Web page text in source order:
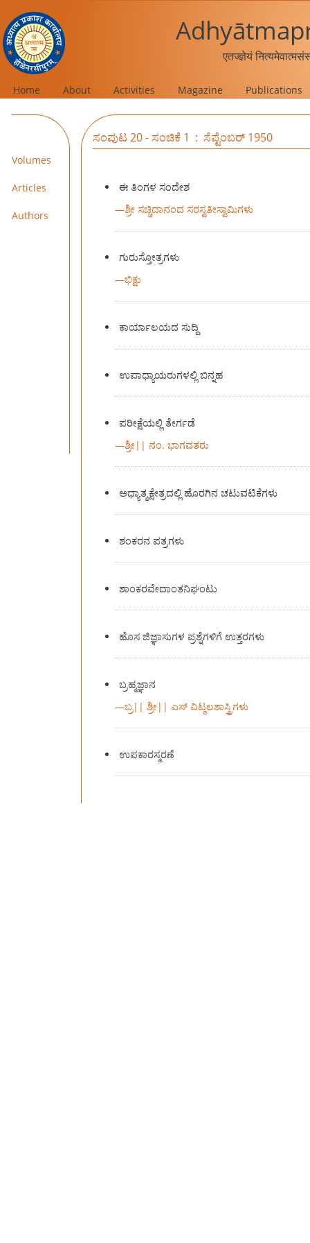
एतज्ज्ञेयं
Home About Activities Magazine Publications
Volumes
Articles
Authors
ಸಂಪುಟ 20 - ಸಂಚಿಕೆ 1 : ಸೆಪ್ಟೆಂಬರ್ 1950
ಈ ತಿಂಗಳ ಸಂದೇಶ
—ಶ್ರೀ ಸಚ್ಚಿದಾನಂದ ಸರಸ್ವತೀಸ್ವಾಮಿಗಳು
ಗುರುಸ್ತೋತ್ರಗಳು
—ಭಿಕ್ಷು
ಕಾರ್ಯಾಲಯದ ಸುದ್ದಿ
ಉಪಾಧ್ಯಾಯರುಗಳಲ್ಲಿ ಬಿನ್ನಹ
ಪರೀಕ್ಷೆಯಲ್ಲಿ ತೇರ್ಗಡೆ
—ಶ್ರೀ|| ನಂ. ಭಾಗವತರು
ಅಧ್ಯಾತ್ಮಕ್ಷೇತ್ರದಲ್ಲಿ ಹೊರಗಿನ ಚಟುವಟಿಕೆಗಳು
ಶಂಕರನ ಪತ್ರಗಳು
ಶಾಂಕರವೇದಾಂತನಿಘಂಟು
ಹೊಸ ಜಿಜ್ಞಾಸುಗಳ ಪ್ರಶ್ನೆಗಳಿಗೆ ಉತ್ತರಗಳು
ಬ್ರಹ್ಮಜ್ಞಾನ
—ಬ್ರ|| ಶ್ರೀ|| ಎಸ್ ವಿಟ್ಠಲಶಾಸ್ತ್ರಿಗಳು
ಉಪಕಾರಸ್ಮರಣೆ